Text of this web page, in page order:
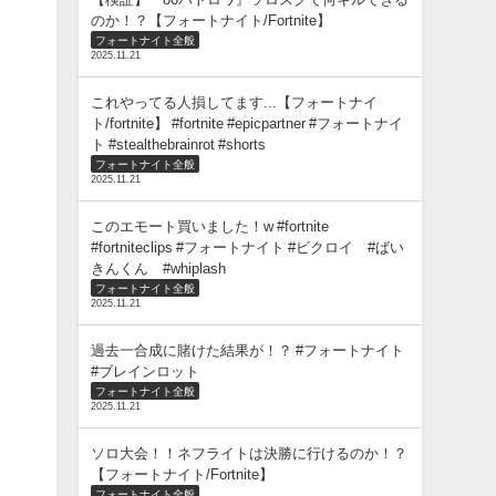
のか！？【フォートナイト/Fortnite】
フォートナイト全般
2025.11.21
これやってる人損してます...【フォートナイ
ト/fortnite】 #fortnite #epicpartner #フォートナイ
ト #stealthebrainrot #shorts
フォートナイト全般
2025.11.21
このエモート買いました！w #fortnite
#fortniteclips #フォートナイト #ビクロイ #ばい
きんくん #whiplash
フォートナイト全般
2025.11.21
過去一合成に賭けた結果が！？ #フォートナイト
#ブレインロット
フォートナイト全般
2025.11.21
ソロ大会！！ネフライトは決勝に行けるのか！？
【フォートナイト/Fortnite】
フォートナイト全般